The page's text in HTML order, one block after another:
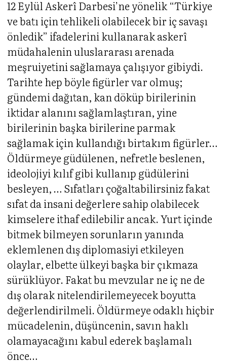
12 Eylül Askerî Darbesi’ne yönelik “Türkiye
ve batı için tehlikeli olabilecek bir iç savaşı
önledik” ifadelerini kullanarak askerî
müdahalenin uluslararası arenada
meşruiyetini sağlamaya çalışıyor gibiydi.
Tarihte hep böyle figürler var olmuş;
gündemi dağıtan, kan döküp birilerinin
iktidar alanını sağlamlaştıran, yine
birilerinin başka birilerine parmak
sağlamak için kullandığı birtakım figürler…
Öldürmeye güdülenen, nefretle beslenen,
ideolojiyi kılıf gibi kullanıp güdülerini
besleyen, … Sıfatları çoğaltabilirsiniz fakat
sıfat da insani değerlere sahip olabilecek
kimselere ithaf edilebilir ancak. Yurt içinde
bitmek bilmeyen sorunların yanında
eklemlenen dış diplomasiyi etkileyen
olaylar, elbette ülkeyi başka bir çıkmaza
sürüklüyor. Fakat bu mevzular ne iç ne de
dış olarak nitelendirilemeyecek boyutta
değerlendirilmeli. Öldürmeye odaklı hiçbir
mücadelenin, düşüncenin, savın haklı
olamayacağını kabul ederek başlamalı
önce…